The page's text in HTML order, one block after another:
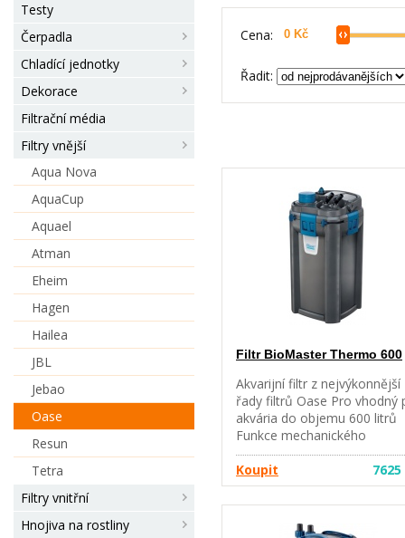
Testy
Čerpadla
Chladící jednotky
Dekorace
Filtrační média
Filtry vnější
Aqua Nova
AquaCup
Aquael
Atman
Eheim
Hagen
Hailea
JBL
Jebao
Oase
Resun
Tetra
Filtry vnitřní
Hnojiva na rostliny
Cena:
Řadit:
Filtr BioMaster Thermo 600
Akvarijní filtr z nejvýkonnější
řady filtrů Oase Pro vhodný
akvária do objemu 600 litrů
Funkce mechanického
přečištění Easy Clean
výbornou mechanickou
účinnost předfiltru a tím
zvyšuje výkon následné
biologické části filtru
Koupit 7625